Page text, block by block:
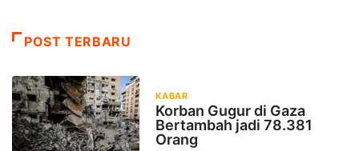
POST TERBARU
KABAR
Korban Gugur di Gaza
Bertambah jadi 78.381
Orang